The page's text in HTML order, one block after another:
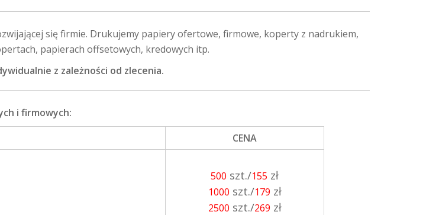
się firmie. Drukujemy papiery ofertowe, firmowe, koperty z nadrukiem,
papierach offsetowych, kredowych itp.
z zależności od zlecenia.
i firmowych:
CENA
500 szt./155 zł
1000 szt./179 zł
2500 szt./269 zł